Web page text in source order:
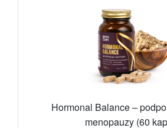
Hormonal Balance –
menopauzy (60